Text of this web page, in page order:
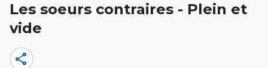
Les soeurs contraires - Plein et
vide
share